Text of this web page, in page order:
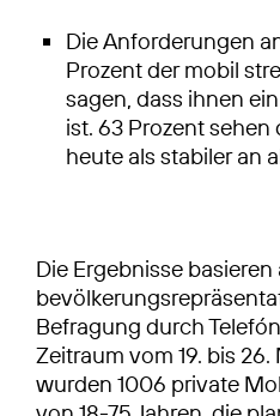
Die Anforderungen
Prozent der mobil
sagen, dass ihnen
ist. 63 Prozent
heute als stabiler an
Die Ergebnisse
Befragung durch
Zeitraum vom 19. bis
wurden 1006 private